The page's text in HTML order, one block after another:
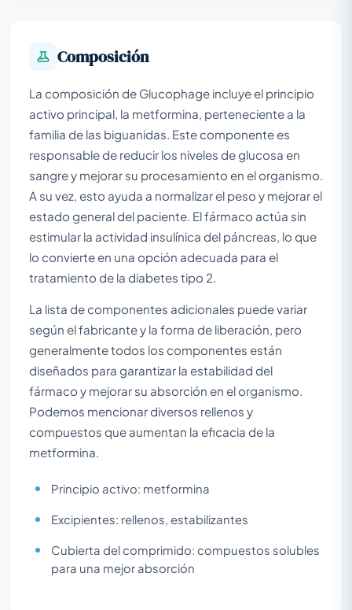
Composición
La composición de Glucophage incluye el principio
activo principal, la metformina, perteneciente a la
familia de las biguanidas. Este componente es
responsable de reducir los niveles de glucosa en
sangre y mejorar su procesamiento en el organismo.
A su vez, esto ayuda a normalizar el peso y mejorar el
estado general del paciente. El fármaco actúa sin
estimular la actividad insulínica del páncreas, lo que
lo convierte en una opción adecuada para el
tratamiento de la diabetes tipo 2.
La lista de componentes adicionales puede variar
según el fabricante y la forma de liberación, pero
generalmente todos los componentes están
diseñados para garantizar la estabilidad del
fármaco y mejorar su absorción en el organismo.
Podemos mencionar diversos rellenos y
compuestos que aumentan la eficacia de la
metformina.
Principio activo: metformina
Excipientes: rellenos, estabilizantes
Cubierta del comprimido: compuestos solubles
para una mejor absorción